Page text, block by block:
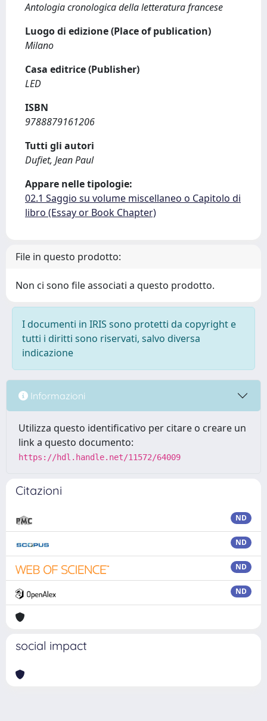
Antologia cronologica della letteratura francese
Luogo di edizione (Place of publication)
Milano
Casa editrice (Publisher)
LED
ISBN
9788879161206
Tutti gli autori
Dufiet, Jean Paul
Appare nelle tipologie:
02.1 Saggio su volume miscellaneo o Capitolo di
libro (Essay or Book Chapter)
File in questo prodotto:
Non ci sono file associati a questo prodotto.
I documenti in IRIS sono protetti da copyright e
tutti i diritti sono riservati, salvo diversa
indicazione
Informazioni
Utilizza questo identificativo per citare o creare un
link a questo documento:
https://hdl.handle.net/11572/64009
Citazioni
ND
ND
ND
ND
social impact